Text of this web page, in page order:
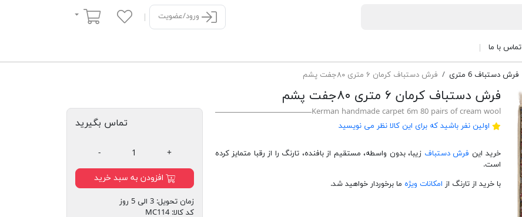
ورود/عضویت سبد خرید
تماس با ما
فرش دستباف 6 متری فرش دستباف کرمان ۶ متری ۸۰جفت پشم
فرش دستباف کرمان ۶ متری ۸۰جفت پشم
Kerman handmade carpet 6m 80 pairs of cream wool
اولین نفر باشید که برای این کالا نظر می نویسید
خرید این فرش دستباف زیبا، بدون واسطه، مستقیم از بافنده، تارنگ را از رقبا متمایز کرده
است.
با خرید از تارنگ از امکانات ویژه ما برخوردار خواهید شد.
تماس بگیرید
- +
افزودن به سبد خرید
زمان تحویل: 3 الی 5 روز
کد کالا: MC114